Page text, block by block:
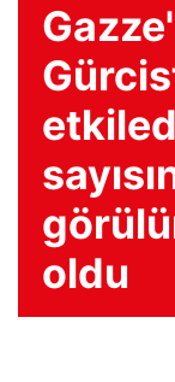
oldu